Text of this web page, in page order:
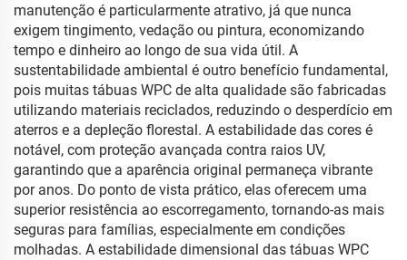
manutenção é particularmente atrativo, já que nunca
exigem tingimento, vedação ou pintura, economizando
tempo e dinheiro ao longo de sua vida útil. A
sustentabilidade ambiental é outro benefício fundamental,
pois muitas tábuas WPC de alta qualidade são fabricadas
utilizando materiais reciclados, reduzindo o desperdício em
aterros e a depleção florestal. A estabilidade das cores é
notável, com proteção avançada contra raios UV,
garantindo que a aparência original permaneça vibrante
por anos. Do ponto de vista prático, elas oferecem uma
superior resistência ao escorregamento, tornando-as mais
seguras para famílias, especialmente em condições
molhadas. A estabilidade dimensional das tábuas WPC